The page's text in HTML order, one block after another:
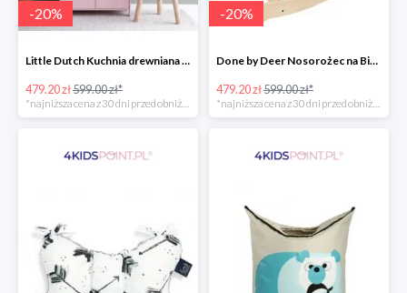
-20%
Little Dutch Kuchnia drewniana -20%
479.20 zł599.00 zł*
*najniższa cena z 30 dni przed obniżką
-20%
Done by Deer Nosorożec na Biegunach -20%
479.20 zł599.00 zł*
*najniższa cena z 30 dni przed obniżką